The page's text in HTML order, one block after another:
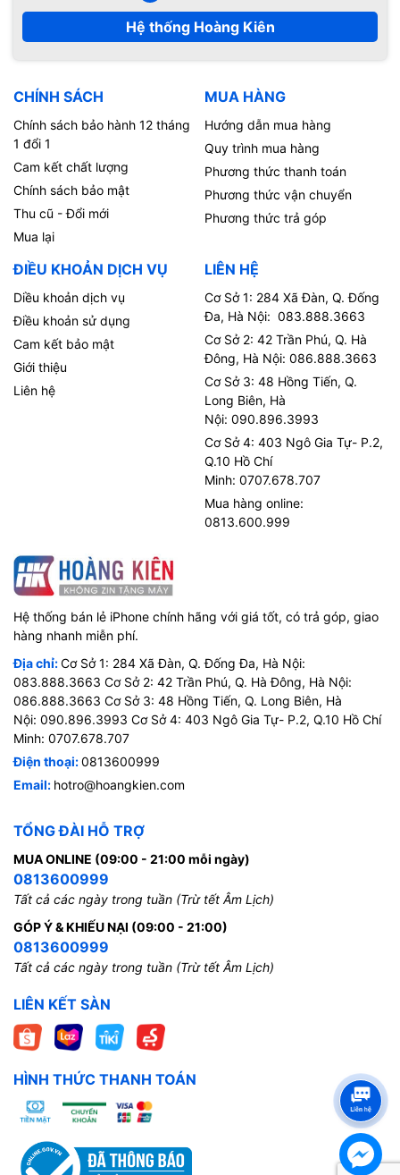
Hệ thống Hoàng Kiên
CHÍNH SÁCH
Chính sách bảo hành 12 tháng
1 đổi 1
Cam kết chất lượng
Chính sách bảo mật
Thu cũ - Đổi mới
Mua lại
MUA HÀNG
Hướng dẫn mua hàng
Quy trình mua hàng
Phương thức thanh toán
Phương thức vận chuyển
Phương thức trả góp
ĐIỀU KHOẢN DỊCH VỤ
Diều khoản dịch vụ
Điều khoản sử dụng
Cam kết bảo mật
Giới thiệu
Liên hệ
LIÊN HỆ
Cơ Sở 1: 284 Xã Đàn, Q. Đống
Đa, Hà Nội: 083.888.3663
Cơ Sở 2: 42 Trần Phú, Q. Hà
Đông, Hà Nội: 086.888.3663
Cơ Sở 3: 48 Hồng Tiến, Q.
Long Biên, Hà
Nội: 090.896.3993
Cơ Sở 4: 403 Ngô Gia Tự- P.2,
Q.10 Hồ Chí
Minh: 0707.678.707
Mua hàng online:
0813.600.999
Hệ thống bán lẻ iPhone chính hãng với giá tốt, có trả góp, giao
hàng nhanh miễn phí.
Địa chỉ:Cơ Sở 1: 284 Xã Đàn, Q. Đống Đa, Hà Nội:
083.888.3663 Cơ Sở 2: 42 Trần Phú, Q. Hà Đông, Hà Nội:
086.888.3663 Cơ Sở 3: 48 Hồng Tiến, Q. Long Biên, Hà
Nội: 090.896.3993 Cơ Sở 4: 403 Ngô Gia Tự- P.2, Q.10 Hồ Chí
Minh: 0707.678.707
Điện thoại:0813600999
Email: hotro@hoangkien.com
TỔNG ĐÀI HỖ TRỢ
MUA ONLINE (09:00 - 21:00 mỗi ngày)
0813600999
Tất cả các ngày trong tuần (Trừ tết Âm Lịch)
GÓP Ý & KHIẾU NẠI (09:00 - 21:00)
0813600999
Tất cả các ngày trong tuần (Trừ tết Âm Lịch)
LIÊN KẾT SÀN
HÌNH THỨC THANH TOÁN